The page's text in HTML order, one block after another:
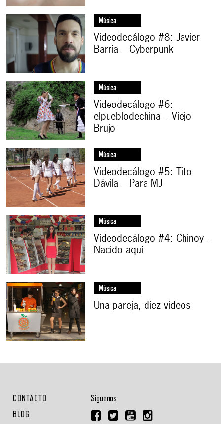
Música
Videodecálogo #8: Javier
Barría – Cyberpunk
Música
Videodecálogo #6:
elpueblodechina – Viejo
Brujo
Música
Videodecálogo #5: Tito
Dávila – Para MJ
Música
Videodecálogo #4: Chinoy –
Nacido aquí
Música
Una pareja, diez videos
CONTACTO
BLOG
Síguenos